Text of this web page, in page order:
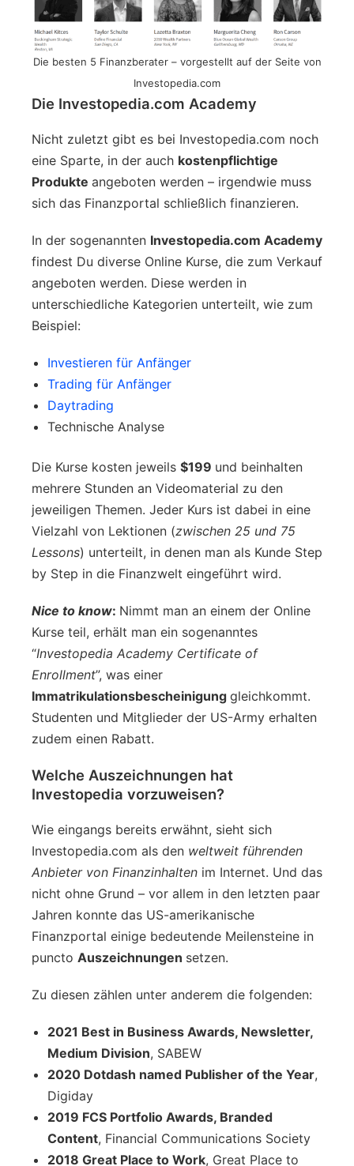
Die besten 5 Finanzberater – vorgestellt auf der Seite von
Investopedia.com
Die Investopedia.com Academy
Nicht zuletzt gibt es bei Investopedia.com noch
eine Sparte, in der auch kostenpflichtige
Produkte angeboten werden – irgendwie muss
sich das Finanzportal schließlich finanzieren.
In der sogenannten Investopedia.com Academy
findest Du diverse Online Kurse, die zum Verkauf
angeboten werden. Diese werden in
unterschiedliche Kategorien unterteilt, wie zum
Beispiel:
Investieren für Anfänger
Trading für Anfänger
Daytrading
Technische Analyse
Die Kurse kosten jeweils $199 und beinhalten
mehrere Stunden an Videomaterial zu den
jeweiligen Themen. Jeder Kurs ist dabei in eine
Vielzahl von Lektionen (zwischen 25 und 75
Lessons) unterteilt, in denen man als Kunde Step
by Step in die Finanzwelt eingeführt wird.
Nice to know: Nimmt man an einem der Online
Kurse teil, erhält man ein sogenanntes
“Investopedia Academy Certificate of
Enrollment”, was einer
Immatrikulationsbescheinigung gleichkommt.
Studenten und Mitglieder der US-Army erhalten
zudem einen Rabatt.
Welche Auszeichnungen hat
Investopedia vorzuweisen?
Wie eingangs bereits erwähnt, sieht sich
Investopedia.com als den weltweit führenden
Anbieter von Finanzinhalten im Internet. Und das
nicht ohne Grund – vor allem in den letzten paar
Jahren konnte das US-amerikanische
Finanzportal einige bedeutende Meilensteine in
puncto Auszeichnungen setzen.
Zu diesen zählen unter anderem die folgenden:
2021 Best in Business Awards, Newsletter,
Medium Division, SABEW
2020 Dotdash named Publisher of the Year,
Digiday
2019 FCS Portfolio Awards, Branded
Content, Financial Communications Society
2018 Great Place to Work, Great Place to